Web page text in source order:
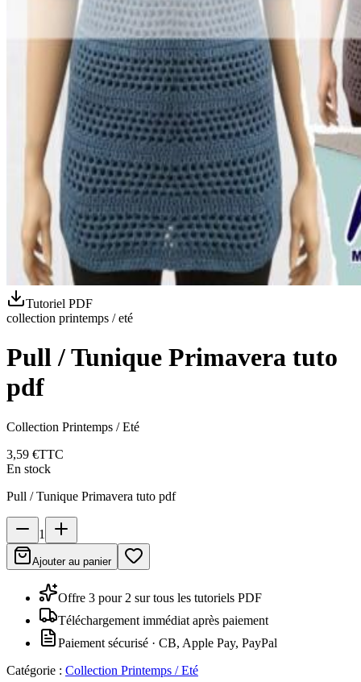
Tutoriel PDF
collection printemps / eté
Pull / Tunique Primavera tuto
pdf
Collection Printemps / Eté
3,59 €TTC
En stock
Pull / Tunique Primavera tuto pdf
1
Ajouter au panier
Offre 3 pour 2 sur tous les tutoriels PDF
Téléchargement immédiat après paiement
Paiement sécurisé · CB, Apple Pay, PayPal
Catégorie : Collection Printemps / Eté